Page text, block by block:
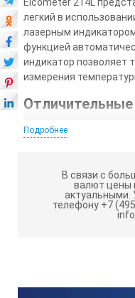
легкий в
лазерным
функцией
индикатор позволяет
измерения
инфракрасного
Лазерный
Подсветка дисплея
Автоматическое
Подробнее
В связи с
валют цены
актуальными.
телефону +7